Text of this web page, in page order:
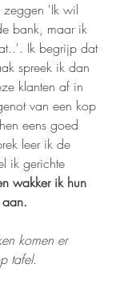
zeggen 'Ik wil
bank, maar ik
Ik begrijp dat
spreek ik dan
klanten af in
van een kop
eens goed
leer ik de
ik gerichte
wakker ik hun
komen er
tafel.